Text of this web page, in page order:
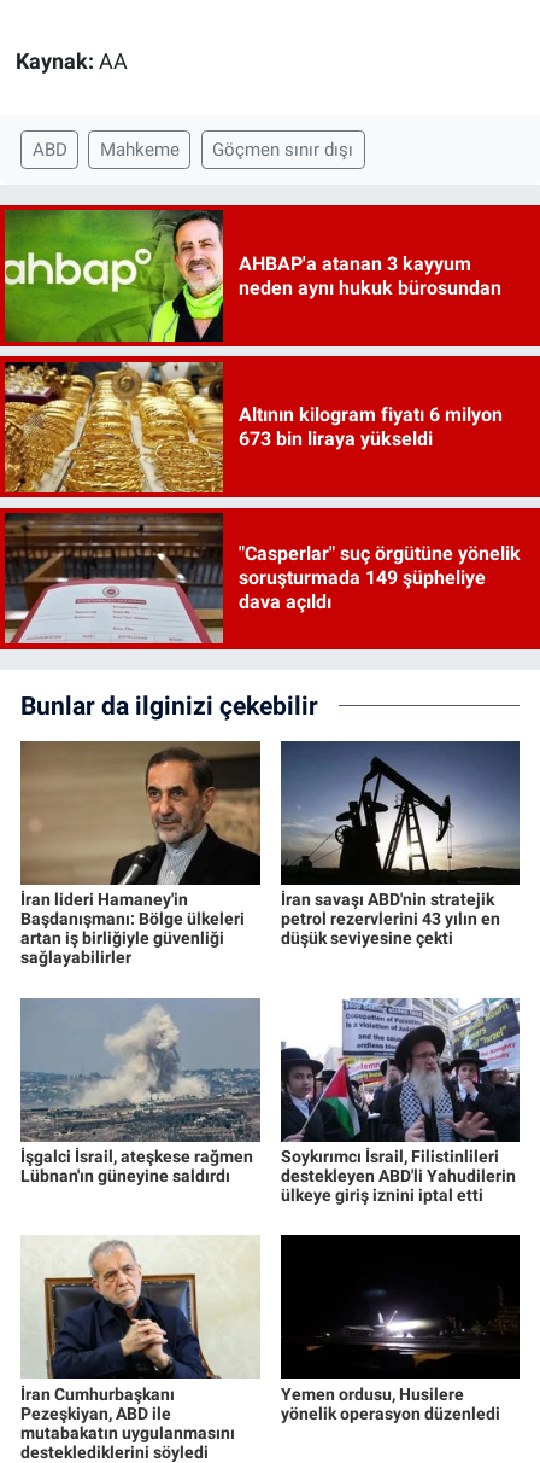
Kaynak: AA
ABD Mahkeme Göçmen sınır dışı
AHBAP'a atanan 3 kayyum
neden aynı hukuk bürosundan
Altının kilogram fiyatı 6 milyon
673 bin liraya yükseldi
"Casperlar" suç örgütüne yönelik
soruşturmada 149 şüpheliye
dava açıldı
Bunlar da ilginizi çekebilir
İran lideri Hamaney'in
Başdanışmanı: Bölge ülkeleri
artan iş birliğiyle güvenliği
sağlayabilirler
İran savaşı ABD'nin stratejik
petrol rezervlerini 43 yılın en
düşük seviyesine çekti
İşgalci İsrail, ateşkese rağmen
Lübnan'ın güneyine saldırdı
Soykırımcı İsrail, Filistinlileri
destekleyen ABD'li Yahudilerin
ülkeye giriş iznini iptal etti
İran Cumhurbaşkanı
Pezeşkiyan, ABD ile
mutabakatın uygulanmasını
desteklediklerini söyledi
Yemen ordusu, Husilere
yönelik operasyon düzenledi